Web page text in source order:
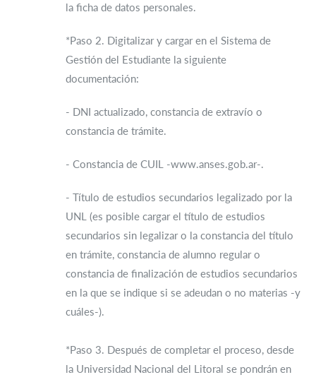
la ficha de datos personales.
*Paso 2. Digitalizar y cargar en el Sistema de
Gestión del Estudiante la siguiente
documentación:
- DNI actualizado, constancia de extravío o
constancia de trámite.
- Constancia de CUIL -www.anses.gob.ar-.
- Título de estudios secundarios legalizado por la
UNL (es posible cargar el título de estudios
secundarios sin legalizar o la constancia del título
en trámite, constancia de alumno regular o
constancia de finalización de estudios secundarios
en la que se indique si se adeudan o no materias -y
cuáles-).
*Paso 3. Después de completar el proceso, desde
la Universidad Nacional del Litoral se pondrán en